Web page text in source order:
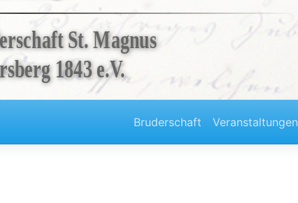
St. Magnus
1843 e.V.
Bruderschaft Veranstaltungen